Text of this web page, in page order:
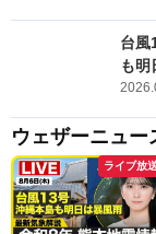
台風
も明
ウェザーニュー
ライブ放